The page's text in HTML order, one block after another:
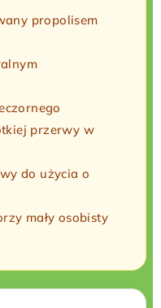
propolisem
przerwy w
do użycia o
mały osobisty